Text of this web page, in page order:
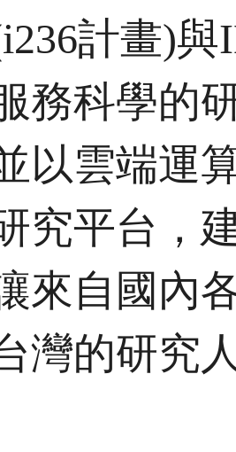
計畫)
務科學的
以雲端運
究平台，
來自國內
灣的研究